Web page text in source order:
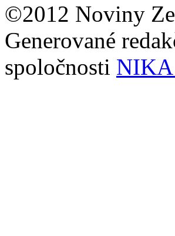
©2012 Noviny
Generované
spoločnosti NIKA